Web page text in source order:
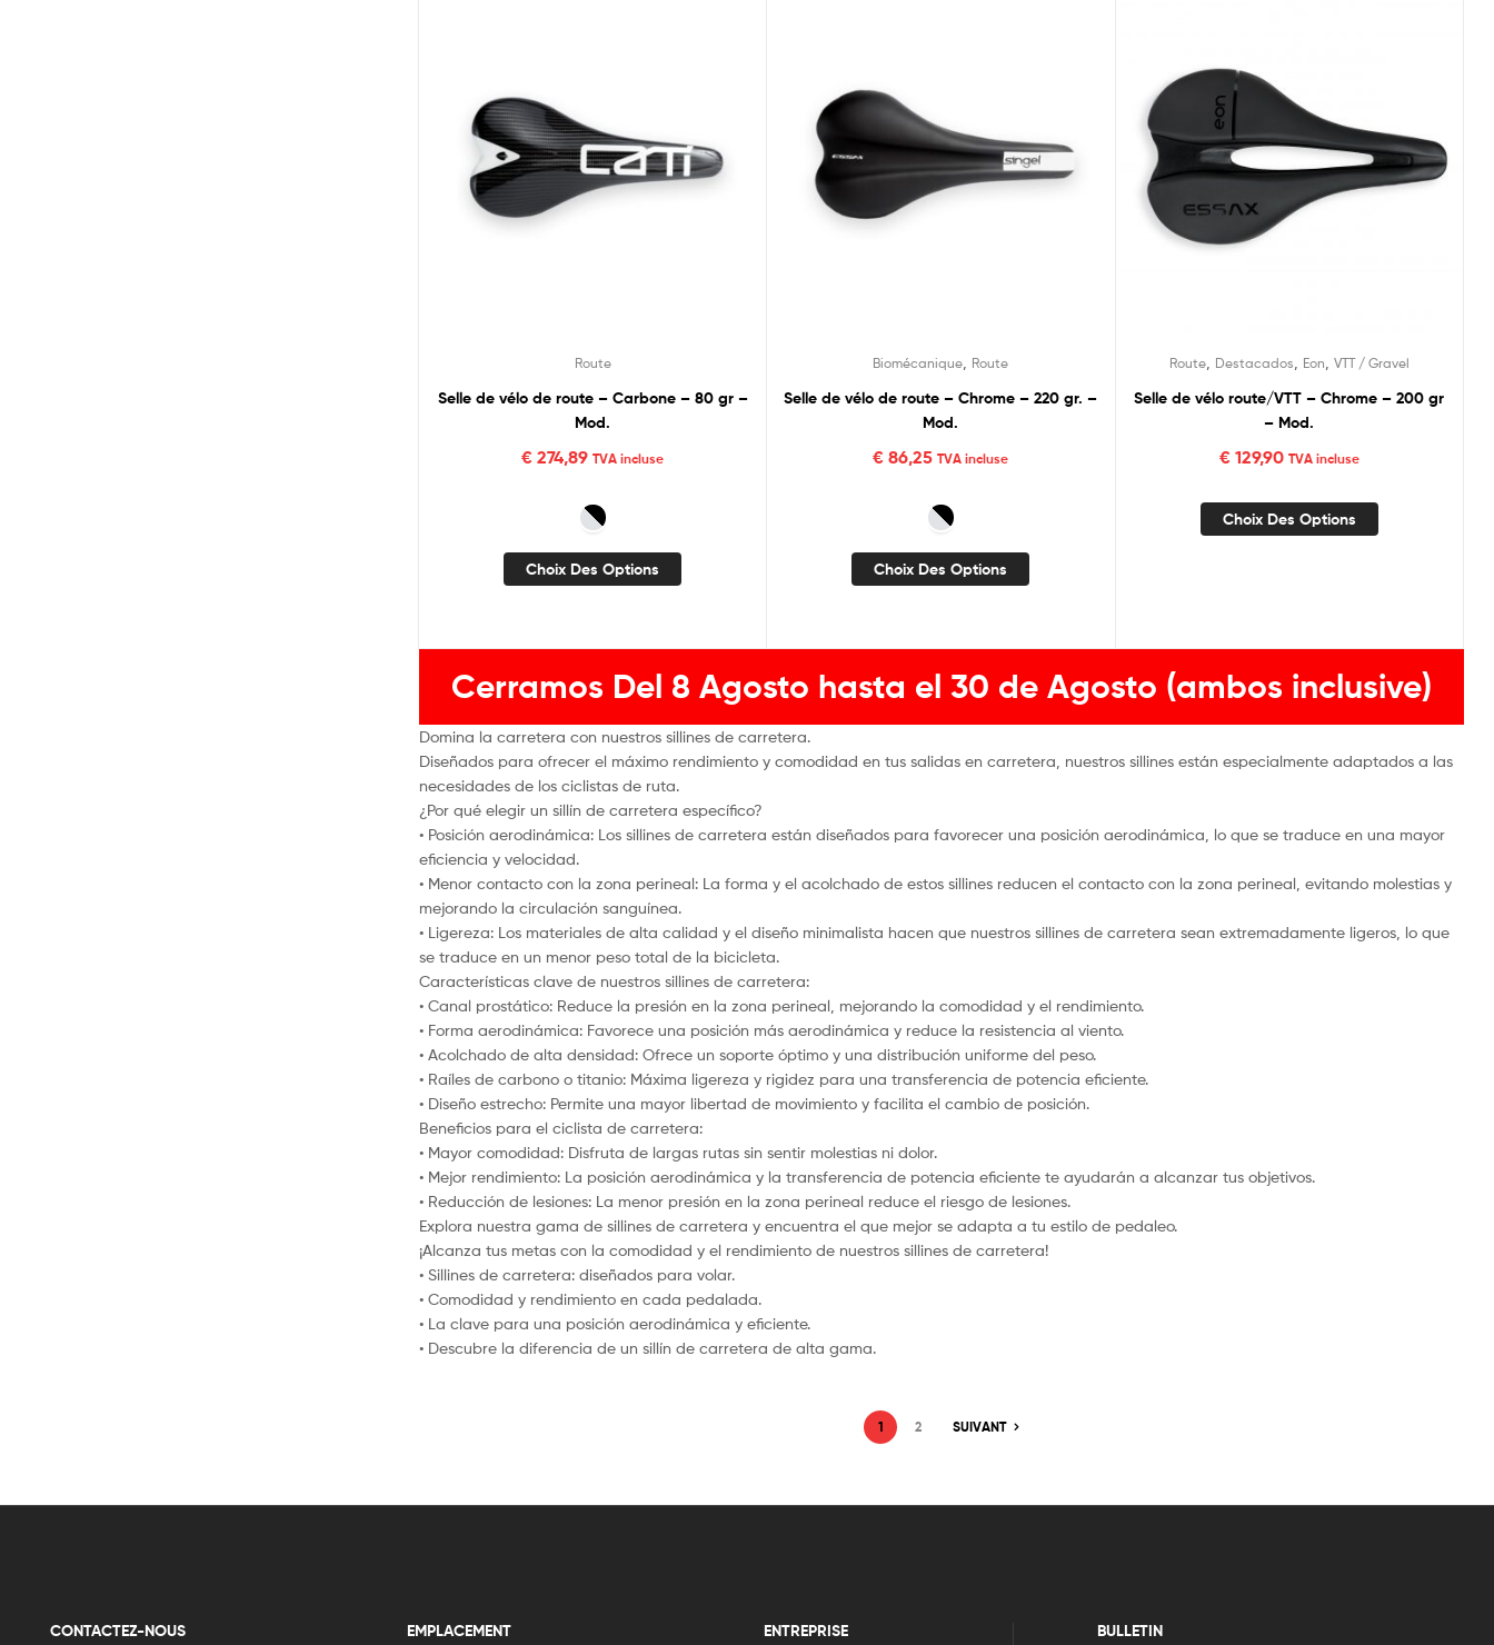
Route
Selle de vélo de route – Carbone – 80 gr –
Mod.
€ 274,89 TVA incluse
Choix Des Options
Biomécanique Route
Selle de vélo de route – Chrome – 220 gr. –
Mod.
€ 86,25 TVA incluse
Choix Des Options
Route, Destacados Eon VTT / Gravel
Selle de vélo route/VTT – Chrome – 200 gr
– Mod.
€129,90 TVA incluse
Choix Des Options
Cerramos Del 8 Agosto hasta el 30 de Agosto (ambos inclusive)
Domina la carretera con nuestros sillines de carretera.
Diseñados para ofrecer el máximo rendimiento y comodidad en tus salidas en carretera, nuestros sillines están especialmente adaptados a las
necesidades de los ciclistas de ruta.
¿Por qué elegir un sillín de carretera específico?
• Posición aerodinámica: Los sillines de carretera están diseñados para favorecer una posición aerodinámica, lo que se traduce en una mayor
eficiencia y velocidad.
• Menor contacto con la zona perineal: La forma y el acolchado de estos sillines reducen el contacto con la zona perineal, evitando molestias y
mejorando la circulación sanguínea.
• Ligereza: Los materiales de alta calidad y el diseño minimalista hacen que nuestros sillines de carretera sean extremadamente ligeros, lo que
se traduce en un menor peso total de la bicicleta.
Características clave de nuestros sillines de carretera:
• Canal prostático: Reduce la presión en la zona perineal, mejorando la comodidad y el rendimiento.
• Forma aerodinámica: Favorece una posición más aerodinámica y reduce la resistencia al viento.
• Acolchado de alta densidad: Ofrece un soporte óptimo y una distribución uniforme del peso.
• Raíles de carbono o titanio: Máxima ligereza y rigidez para una transferencia de potencia eficiente.
• Diseño estrecho: Permite una mayor libertad de movimiento y facilita el cambio de posición.
Beneficios para el ciclista de carretera:
• Mayor comodidad: Disfruta de largas rutas sin sentir molestias ni dolor.
• Mejor rendimiento: La posición aerodinámica y la transferencia de potencia eficiente te ayudarán a alcanzar tus objetivos.
• Reducción de lesiones: La menor presión en la zona perineal reduce el riesgo de lesiones.
Explora nuestra gama de sillines de carretera y encuentra el que mejor se adapta a tu estilo de pedaleo.
¡Alcanza tus metas con la comodidad y el rendimiento de nuestros sillines de carretera!
• Sillines de carretera: diseñados para volar.
• Comodidad y rendimiento en cada pedalada.
• La clave para una posición aerodinámica y eficiente.
• Descubre la diferencia de un sillín de carretera de alta gama.
1 2 SUIVANT
CONTACTEZ-NOUS EMPLACEMENT ENTREPRISE BULLETIN